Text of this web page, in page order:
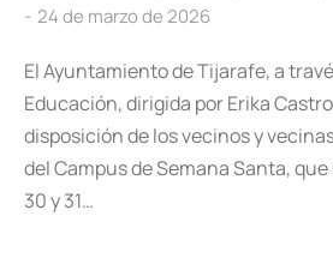
24 de marzo de 2026
El Ayuntamiento de Tijarafe, a
Educación, dirigida por Erika
disposición de los vecinos y
del Campus de Semana Santa,
30 y 31…